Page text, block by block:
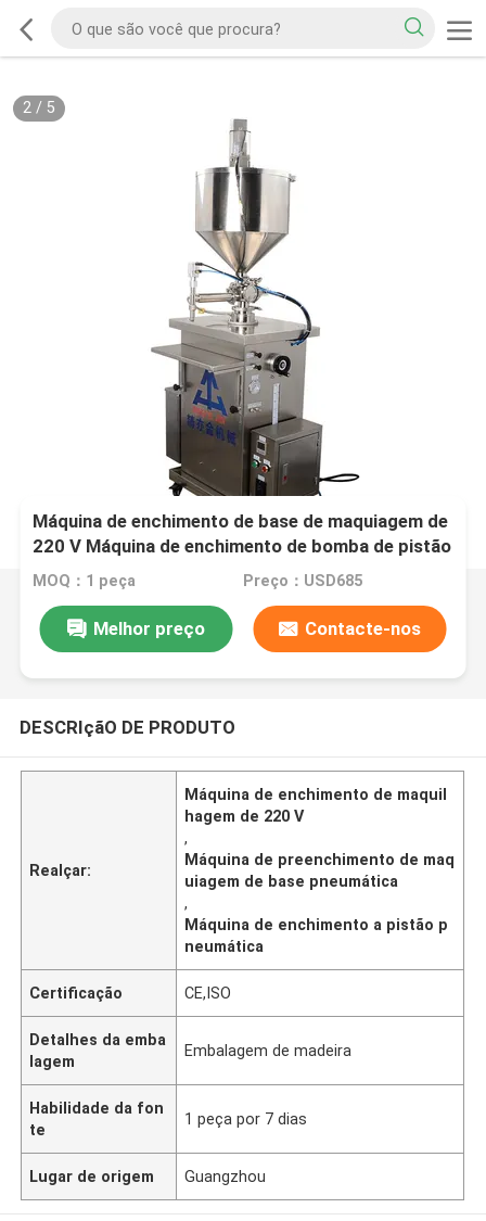
2/ 5
Máquina de enchimento de base de maquiagem de
220 V Máquina de enchimento de bomba de pistão
pneumática
MOQ：1 peça Preço：USD685
Melhor preço Contacte-nos
DESCRIçãO DE PRODUTO
Realçar:
Máquina de enchimento de maquil
hagem de 220 V
,
Máquina de preenchimento de maq
uiagem de base pneumática
,
Máquina de enchimento a pistão p
neumática
Certificação CE,ISO
Detalhes da emba
lagem
Embalagem de madeira
Habilidade da fon
te
1 peça por 7 dias
Lugar de origem Guangzhou